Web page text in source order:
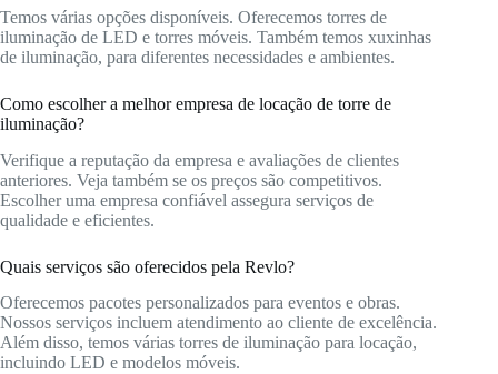
Temos várias opções disponíveis. Oferecemos torres de
iluminação de LED e torres móveis. Também temos xuxinhas
de iluminação, para diferentes necessidades e ambientes.
Como escolher a melhor empresa de locação de torre de
iluminação?
Verifique a reputação da empresa e avaliações de clientes
anteriores. Veja também se os preços são competitivos.
Escolher uma empresa confiável assegura serviços de
qualidade e eficientes.
Quais serviços são oferecidos pela Revlo?
Oferecemos pacotes personalizados para eventos e obras.
Nossos serviços incluem atendimento ao cliente de excelência.
Além disso, temos várias torres de iluminação para locação,
incluindo LED e modelos móveis.